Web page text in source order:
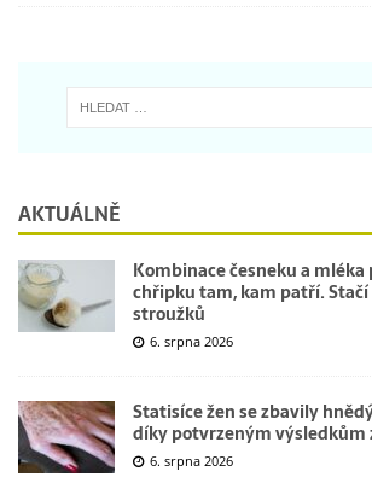
AKTUÁLNĚ
Kombinace česneku a mléka
chřipku tam, kam patří. Stačí
stroužků
6. srpna 2026
Statisíce žen se zbavily
díky potvrzeným výsledkům
6. srpna 2026